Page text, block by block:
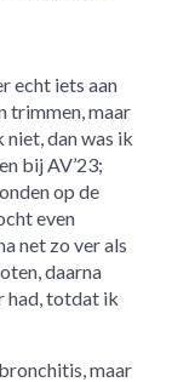
echt iets aan
trimmen, maar
niet, dan was ik
bij AV’23;
op de
even
net zo ver als
daarna
had, totdat ik
maar